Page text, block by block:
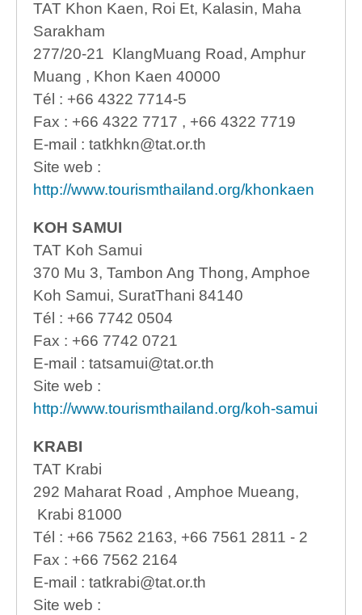
TAT Khon Kaen, Roi Et, Kalasin, Maha
Sarakham
277/20-21 KlangMuang Road, Amphur
Muang , Khon Kaen 40000
Tél : +66 4322 7714-5
Fax : +66 4322 7717 , +66 4322 7719
E-mail : tatkhkn@tat.or.th
Site web :
http://www.tourismthailand.org/khonkaen
KOH SAMUI
TAT Koh Samui
370 Mu 3, Tambon Ang Thong, Amphoe
Koh Samui, SuratThani 84140
Tél : +66 7742 0504
Fax : +66 7742 0721
E-mail : tatsamui@tat.or.th
Site web :
http://www.tourismthailand.org/koh-samui
KRABI
TAT Krabi
292 Maharat Road , Amphoe Mueang,
Krabi 81000
Tél : +66 7562 2163, +66 7561 2811 - 2
Fax : +66 7562 2164
E-mail : tatkrabi@tat.or.th
Site web :